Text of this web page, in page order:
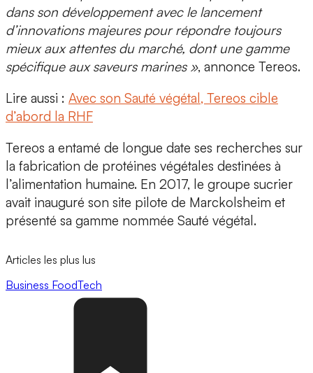
dans son développement avec le lancement
d’innovations majeures pour répondre toujours
mieux aux attentes du marché, dont une gamme
spécifique aux saveurs marines », annonce Tereos.
Lire aussi : Avec son Sauté végétal, Tereos cible
d’abord la RHF
Tereos a entamé de longue date ses recherches sur
la fabrication de protéines végétales destinées à
l’alimentation humaine. En 2017, le groupe sucrier
avait inauguré son site pilote de Marckolsheim et
présenté sa gamme nommée Sauté végétal.
Articles les plus lus
Business FoodTech